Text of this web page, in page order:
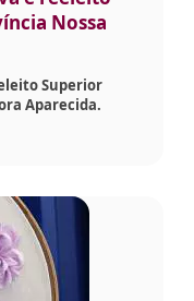
Nossa
Superior
Aparecida.